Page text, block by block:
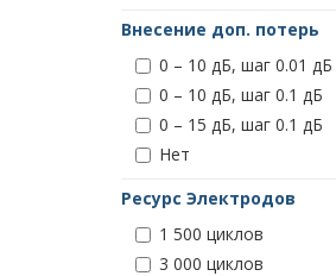
Внесение доп. потерь
0 – 10 дБ, шаг 0.01 дБ
0 – 10 дБ, шаг 0.1 дБ
0 – 15 дБ, шаг 0.1 дБ
Нет
Ресурс Электродов
1 500 циклов
3 000 циклов